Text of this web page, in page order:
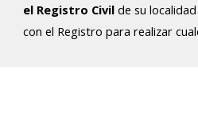
el Registro Civil de su
con el Registro para realizar